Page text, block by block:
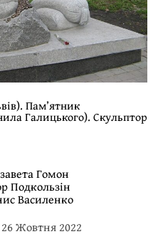
Пам’ятник
Галицького). Скульптор
Гомон
Подкользін
Василенко
26 Жовтня 2022